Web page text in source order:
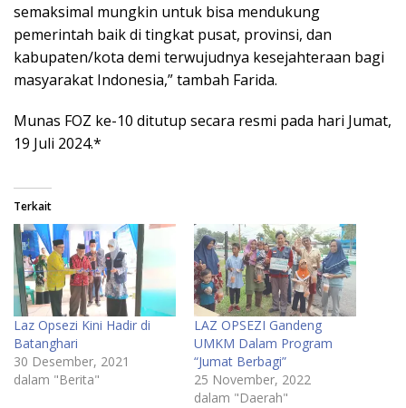
semaksimal mungkin untuk bisa mendukung
pemerintah baik di tingkat pusat, provinsi, dan
kabupaten/kota demi terwujudnya kesejahteraan bagi
masyarakat Indonesia,” tambah Farida.
Munas FOZ ke-10 ditutup secara resmi pada hari Jumat,
19 Juli 2024.*
Terkait
Laz Opsezi Kini Hadir di
Batanghari
30 Desember, 2021
dalam "Berita"
LAZ OPSEZI Gandeng
UMKM Dalam Program
“Jumat Berbagi”
25 November, 2022
dalam "Daerah"